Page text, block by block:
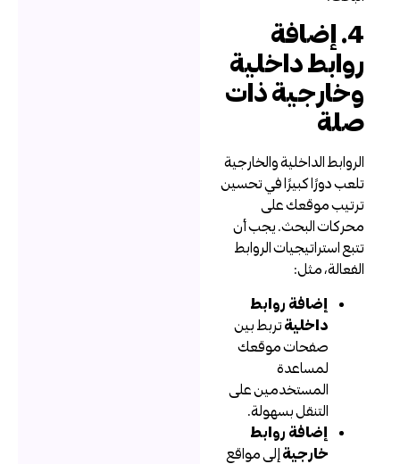
4. إضافة
روابط داخلية
وخارجية ذات
صلة
الروابط الداخلية والخارجية
تلعب دورًا كبيرًا في تحسين
ترتيب موقعك على
محركات البحث. يجب أن
تتبع استراتيجيات الروابط
الفعالة، مثل:
إضافة روابط
داخليةتربط بين
صفحات موقعك
لمساعدة
المستخدمين على
التنقل بسهولة.
إضافة روابط
خارجيةإلى مواقع